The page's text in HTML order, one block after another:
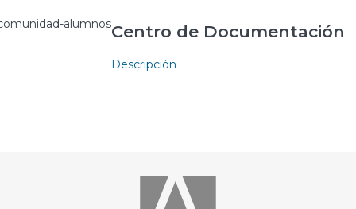
Centro de Documentación
Descripción